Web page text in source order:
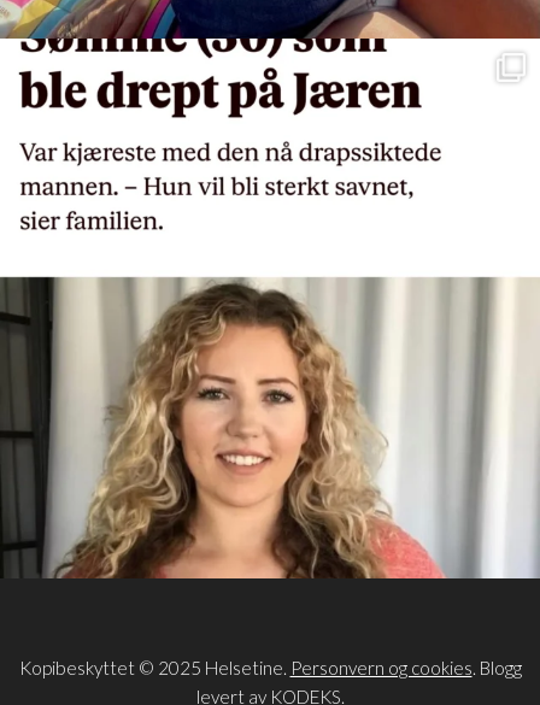
Kopibeskyttet © 2025 Helsetine. Personvern og cookies. Blogg
levert av KODEKS.